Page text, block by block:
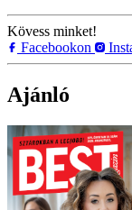
Kövess minket!
Facebookon
Ajánló